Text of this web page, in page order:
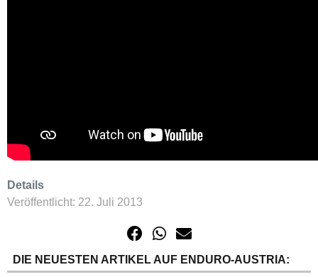
Details
Veröffentlicht: 22. Juli 2013
DIE NEUESTEN ARTIKEL AUF ENDURO-AUSTRIA: